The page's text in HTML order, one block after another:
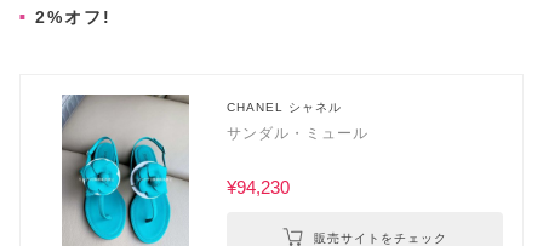
2%オフ!
CHANEL シャネル
サンダル・ミュール
¥94,230
販売サイトをチェック